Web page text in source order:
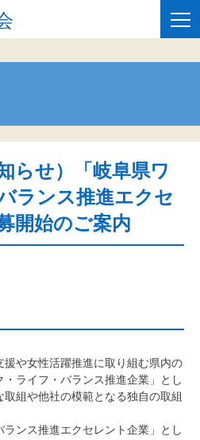
創業者の方へ
機関の方へ
商工会について
字サイズ
準 拡大
らせ）「岐阜県ワ
ランス推進エクセ
開始のご案内
や女性活躍推進に取り組む県内の
ライフ・バランス推進企業」とし
組や他社の模範となる独自の取組
ランス推進エクセレント企業」とし